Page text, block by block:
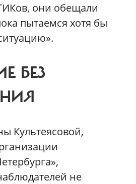
они обещали
пытаемся хотя бы
БЕЗ
Культеясовой,
не